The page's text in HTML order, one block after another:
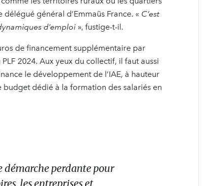
général d’Emmaüs France. « C’est
d’emploi », fustige-t-il.
de financement supplémentaire par
2024. Aux yeux du collectif, il faut aussi
le développement de l’IAE, à hauteur
budget dédié à la formation des salariés en
démarche perdante pour
les entreprises et